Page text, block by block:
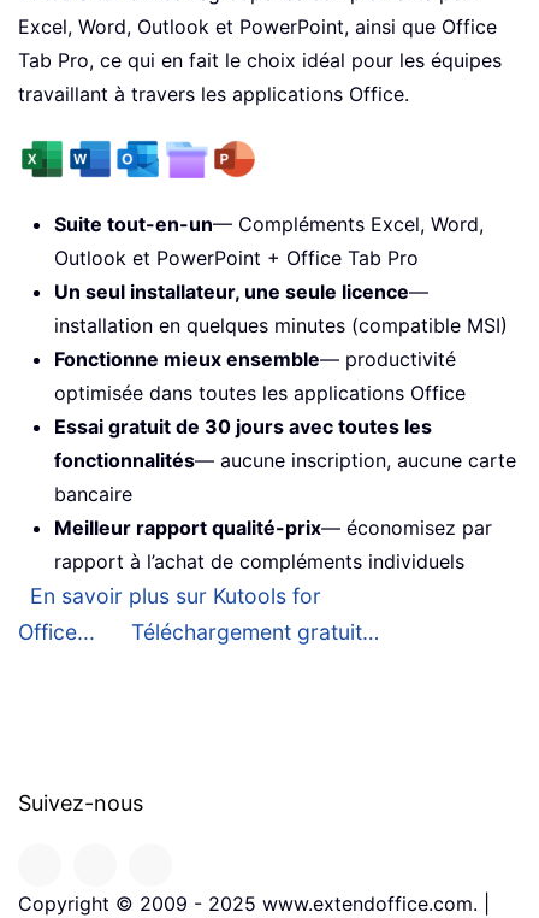
Excel, Word, Outlook et PowerPoint, ainsi que Office
Tab Pro, ce qui en fait le choix idéal pour les équipes
travaillant à travers les applications Office.
Suite tout-en-un— Compléments Excel, Word,
Outlook et PowerPoint + Office Tab Pro
Un seul installateur, une seule licence—
installation en quelques minutes (compatible MSI)
Fonctionne mieux ensemble— productivité
optimisée dans toutes les applications Office
Essai gratuit de 30 jours avec toutes les
fonctionnalités— aucune inscription, aucune carte
bancaire
Meilleur rapport qualité-prix— économisez par
rapport à l’achat de compléments individuels
En savoir plus sur Kutools for
Office...
Téléchargement gratuit…
Suivez-nous
Copyright © 2009 - 2025 www.extendoffice.com. |